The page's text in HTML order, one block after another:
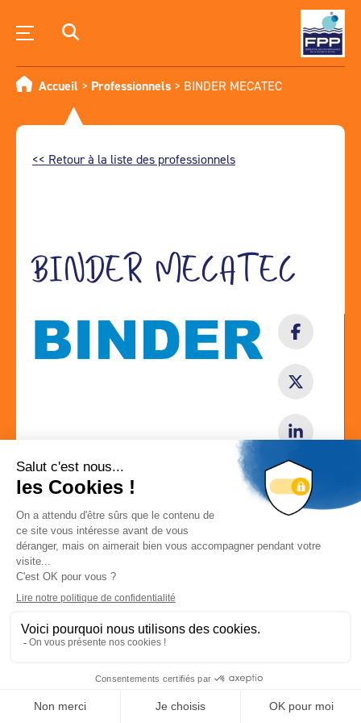
Accueil > Professionnels > BINDER MECATEC
<< Retour à la liste des professionnels
BINDER MECATEC
Localisation
4 rue d'Otterswiller 67700 SAVERNE
Déconnexion Mon compte